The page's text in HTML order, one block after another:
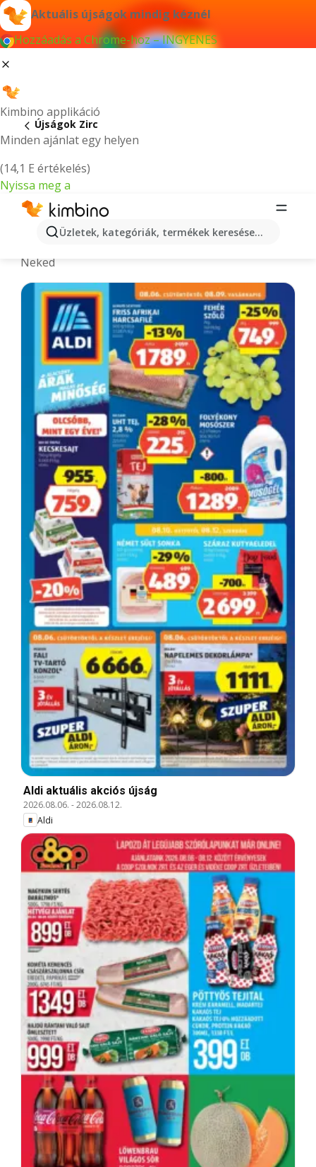
Aktuális újságok mindig kéznél
Hozzáadás a Chrome-hoz – INGYENES
Kimbino applikáció
Minden ajánlat egy helyen
(14,1 E értékelés)
Nyissa meg a
Üzletek, kategóriák, termékek keresése...
Újságok Zirc
Legújabb akciós újságok - Zirc
Neked
Aldi aktuális akciós újság
2026.08.06. -2026.08.12.
Aldi